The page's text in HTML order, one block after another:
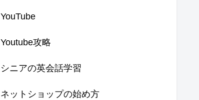
YouTube
Youtube攻略
シニアの英会話学習
ネットショップの始め方